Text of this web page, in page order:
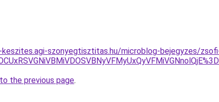
szonyegtisztitas.hu/microblog-bejegyzes/
the previous page.